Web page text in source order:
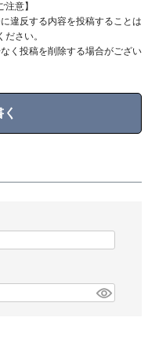
注意】
違反する内容を投稿することは
さい。
く投稿を削除する場合がござい